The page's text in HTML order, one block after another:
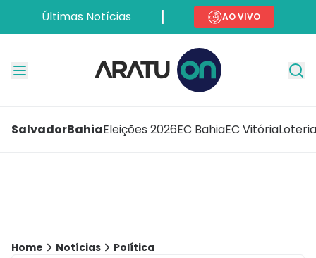
Últimas Notícias AO VIVO
SalvadorBahiaEleições 2026EC BahiaEC Vitória
Home Notícias Política